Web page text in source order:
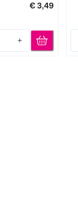
€ 3,49